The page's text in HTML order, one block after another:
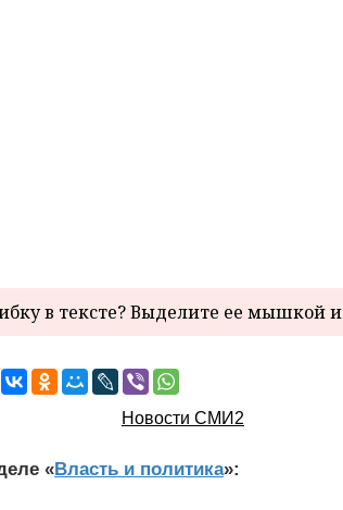
в тексте? Выделите ее мышкой
Новости СМИ2
«Власть и политика»: